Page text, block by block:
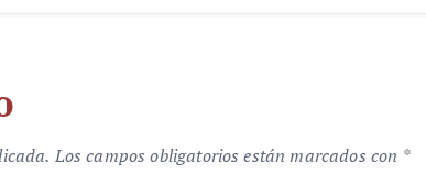
Los campos obligatorios están marcados con *